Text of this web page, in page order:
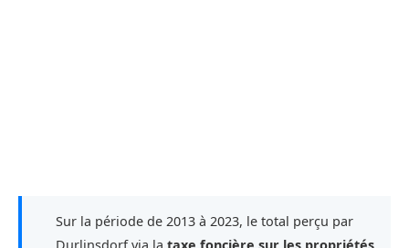
Sur la période de 2013 à 2023, le total perçu par